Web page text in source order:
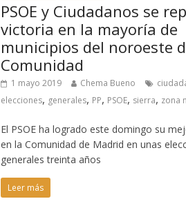
PSOE y Ciudadanos se
victoria en la mayoría de
municipios del noroeste
Comunidad
1 mayo 2019 Chema Bueno
elecciones, generales, PP, PSOE, sierra, zona
El PSOE ha logrado este domingo su
en la Comunidad de Madrid en unas
generales treinta años
Leer más